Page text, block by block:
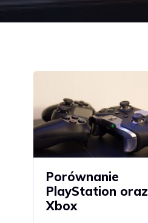
Porównanie
PlayStation oraz
Xbox